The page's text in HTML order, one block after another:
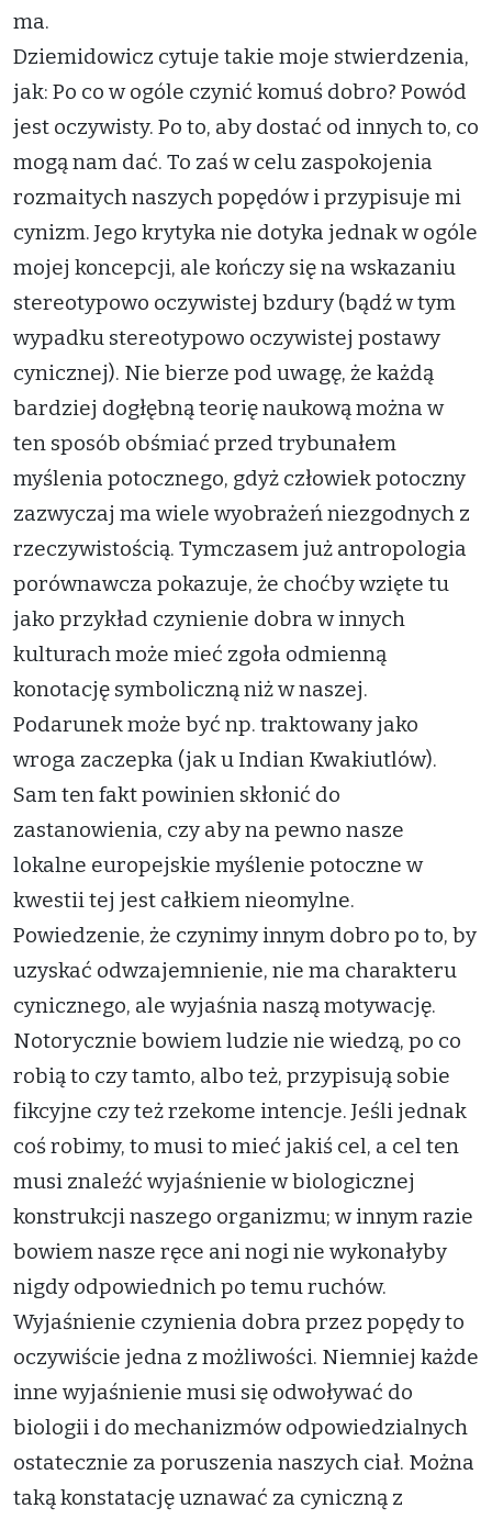
ma.
Dziemidowicz cytuje takie moje stwierdzenia,
jak: Po co w ogóle czynić komuś dobro? Powód
jest oczywisty. Po to, aby dostać od innych to, co
mogą nam dać. To zaś w celu zaspokojenia
rozmaitych naszych popędów i przypisuje mi
cynizm. Jego krytyka nie dotyka jednak w ogóle
mojej koncepcji, ale kończy się na wskazaniu
stereotypowo oczywistej bzdury (bądź w tym
wypadku stereotypowo oczywistej postawy
cynicznej). Nie bierze pod uwagę, że każdą
bardziej dogłębną teorię naukową można w
ten sposób obśmiać przed trybunałem
myślenia potocznego, gdyż człowiek potoczny
zazwyczaj ma wiele wyobrażeń niezgodnych z
rzeczywistością. Tymczasem już antropologia
porównawcza pokazuje, że choćby wzięte tu
jako przykład czynienie dobra w innych
kulturach może mieć zgoła odmienną
konotację symboliczną niż w naszej.
Podarunek może być np. traktowany jako
wroga zaczepka (jak u Indian Kwakiutlów).
Sam ten fakt powinien skłonić do
zastanowienia, czy aby na pewno nasze
lokalne europejskie myślenie potoczne w
kwestii tej jest całkiem nieomylne.
Powiedzenie, że czynimy innym dobro po to, by
uzyskać odwzajemnienie, nie ma charakteru
cynicznego, ale wyjaśnia naszą motywację.
Notorycznie bowiem ludzie nie wiedzą, po co
robią to czy tamto, albo też, przypisują sobie
fikcyjne czy też rzekome intencje. Jeśli jednak
coś robimy, to musi to mieć jakiś cel, a cel ten
musi znaleźć wyjaśnienie w biologicznej
konstrukcji naszego organizmu; w innym razie
bowiem nasze ręce ani nogi nie wykonałyby
nigdy odpowiednich po temu ruchów.
Wyjaśnienie czynienia dobra przez popędy to
oczywiście jedna z możliwości. Niemniej każde
inne wyjaśnienie musi się odwoływać do
biologii i do mechanizmów odpowiedzialnych
ostatecznie za poruszenia naszych ciał. Można
taką konstatację uznawać za cyniczną z